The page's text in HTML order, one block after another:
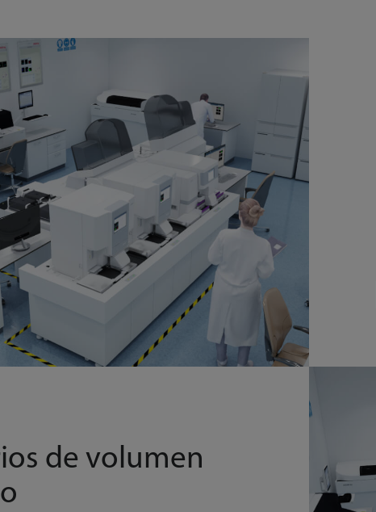
de volumen